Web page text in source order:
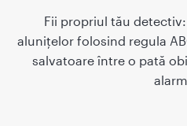
Fii propriul tău
alunițelor folosind regula
salvatoare între o pată